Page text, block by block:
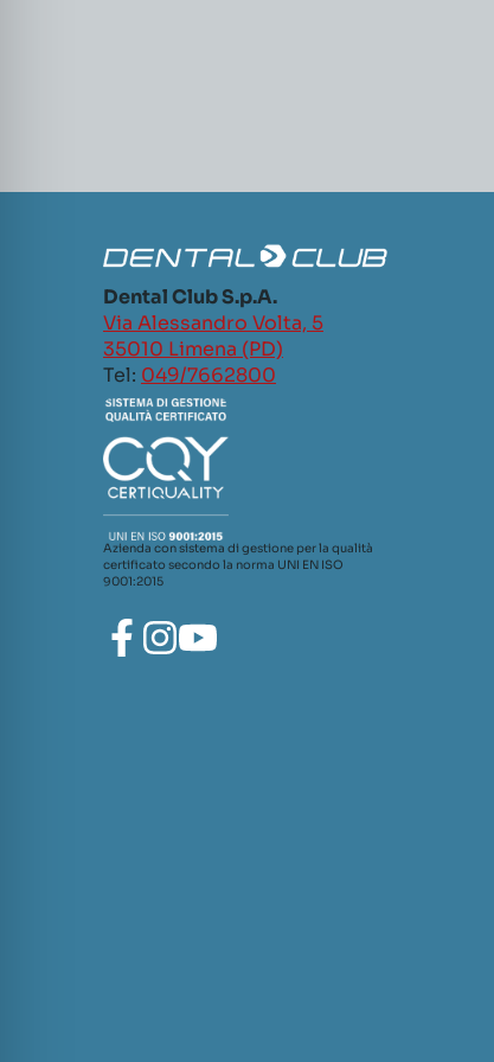
Dental Club S.p.A.
Via Alessandro Volta, 5
35010 Limena (PD)
Tel: 049/7662800
Azienda con sistema di gestione per la qualità
certificato secondo la norma UNI EN ISO
9001:2015